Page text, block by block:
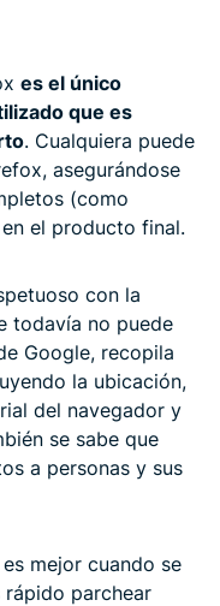
es el único
que es
. Cualquiera puede
asegurándose
(como
el producto final.
con la
todavía no puede
Google, recopila
la ubicación,
del navegador y
se sabe que
a personas y sus
mejor cuando se
rápido parchear